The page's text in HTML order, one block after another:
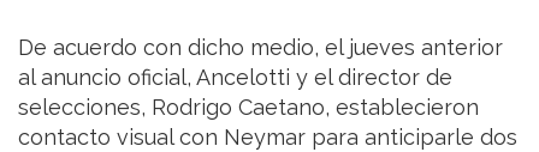
De acuerdo con dicho medio, el jueves anterior
al anuncio oficial, Ancelotti y el director de
selecciones, Rodrigo Caetano, establecieron
contacto visual con Neymar para anticiparle dos